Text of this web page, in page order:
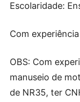
Escolaridade:
Com
OBS: Com
manuseio de
de NR35, ter